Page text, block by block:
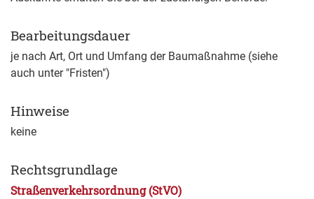
Bearbeitungsdauer
je nach Art, Ort und Umfang der Baumaßnahme (siehe
auch unter "Fristen")
Hinweise
keine
Rechtsgrundlage
Straßenverkehrsordnung (StVO)